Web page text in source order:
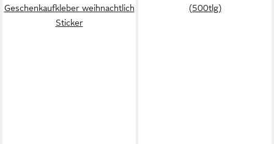
Geschenkaufkleber weihnachtlich
Sticker
(500tlg)